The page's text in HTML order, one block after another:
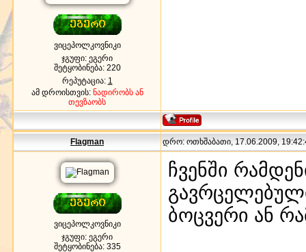
ვიცეპოლკოვნიკი
ჯგუფი: ეგერი
შეტყობინება: 220
რეპუტაცია: 1
ამ დროისთვის: ნადირობს ან
თევზაობს
Flagman დრო: ოთხშაბათი, 17.06.2009,
ვიცეპოლკოვნიკი
ჯგუფი: ეგერი
შეტყობინება: 335
ჩვენში
ბოცვერი ან